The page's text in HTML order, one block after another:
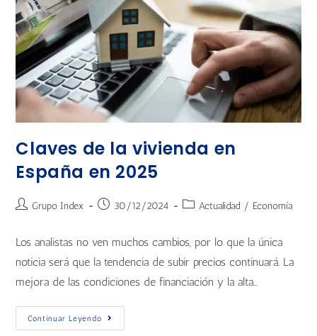
Claves de la vivienda en
España en 2025
Grupo Index 30/12/2024 Actualidad / Economía
Los analistas no ven muchos cambios, por lo que la única
noticia será que la tendencia de subir precios continuará. La
mejora de las condiciones de financiación y la alta…
Continuar Leyendo